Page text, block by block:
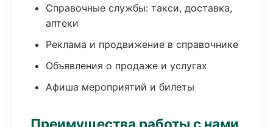
Справочные службы: такси, доставка,
аптеки
Реклама и продвижение в справочнике
Объявления о продаже и услугах
Афиша мероприятий и билеты
Преимущества работы с нами